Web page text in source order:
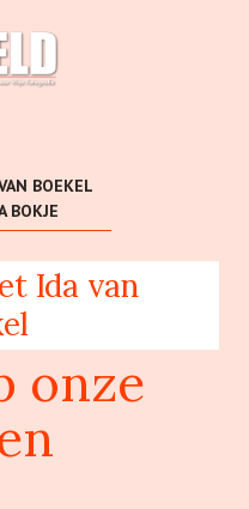
BOEKEL
BOKJE
Ida van
onze